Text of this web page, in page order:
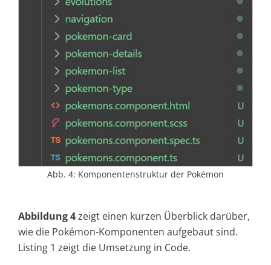
Abb. 4: Komponentenstruktur der Pokémon
Abbildung 4zeigt einen kurzen Überblick darüber,
wie die Pokémon-Komponenten aufgebaut sind.
Listing 1 zeigt die Umsetzung in Code.